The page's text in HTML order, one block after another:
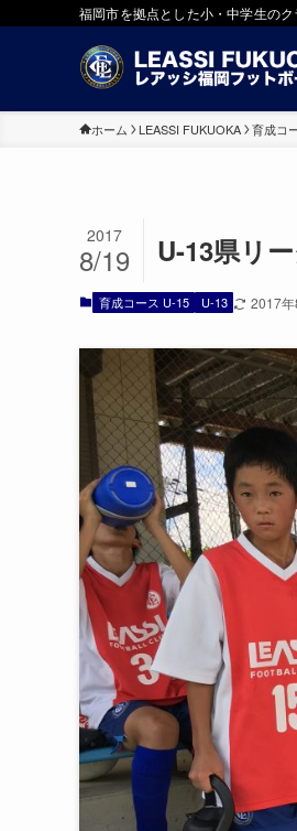
福岡市を拠点とした小・中学生の
ホーム LEASSI FUKUOKA 育成コ
U-13県リ
2017
8/19
育成コース U-15 U-13 2017